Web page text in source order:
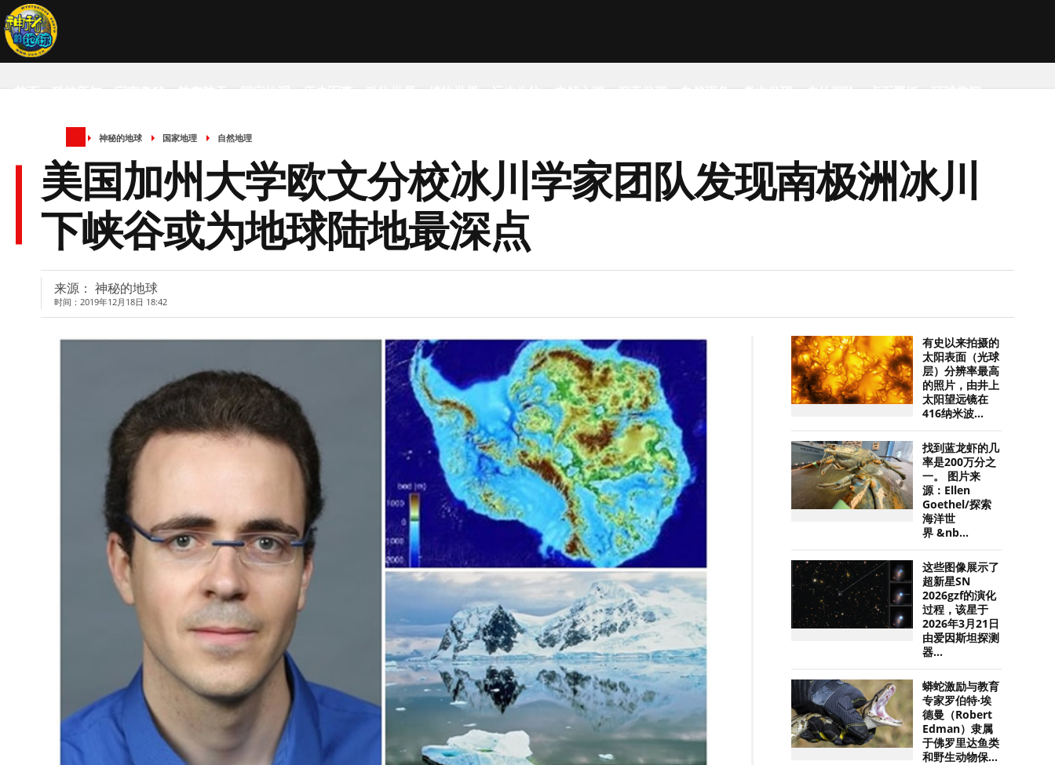
首页 科技新知 宇宙奥秘 航空航天 国家地理 历史军事 动物世界 植物世界 远古生物 未解之谜 探索发现 自然现象 考古发现 户外探险 桌面壁纸 环球趣闻
神秘的地球 国家地理 自然地理
美国加州大学欧文分校冰川学家团队发现南极洲冰川
下峡谷或为地球陆地最深点
来源： 神秘的地球
时间：2019年12月18日 18:42
有史以来拍摄的
太阳表面（光球
层）分辨率最高
的照片，由井上
太阳望远镜在
416纳米波...
找到蓝龙虾的几
率是200万分之
一。 图片来
源：Ellen
Goethel/探索
海洋世
界 &nb...
这些图像展示了
超新星SN
2026gzf的演化
过程，该星于
2026年3月21日
由爱因斯坦探测
器...
蟒蛇激励与教育
专家罗伯特·埃
德曼（Robert
Edman）隶属
于佛罗里达鱼类
和野生动物保...